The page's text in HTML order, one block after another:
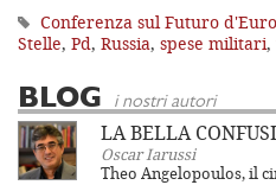
Conferenza sul Futuro
Stelle, Pd, Russia, spese militari,
BLOG i nostri autori
LA BELLA
Oscar Iarussi
Theo Angelopoulos, il